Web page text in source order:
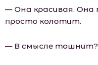
— Она красивая. Она
просто колотит.
— В смысле тошнит?